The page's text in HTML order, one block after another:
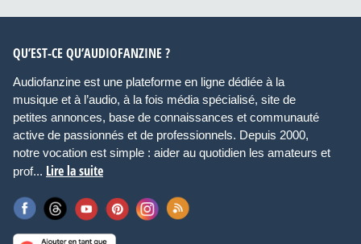
QU’EST-CE QU’AUDIOFANZINE ?
Audiofanzine est une plateforme en ligne dédiée à la
musique et à l’audio, à la fois média spécialisé, site de
petites annonces, base de connaissances et communauté
active de passionnés et de professionnels. Depuis 2000,
notre vocation est simple : aider au quotidien les amateurs et
prof... Lire la suite